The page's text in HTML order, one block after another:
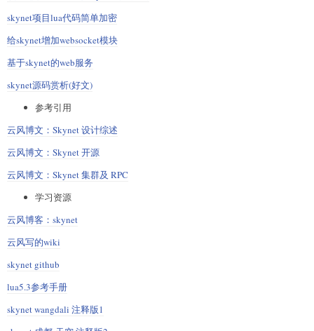
skynet项目lua代码简单加密
给skynet增加websocket模块
基于skynet的web服务
skynet源码赏析(好文)
参考引用
云风博文：Skynet 设计综述
云风博文：Skynet 开源
云风博文：Skynet 集群及 RPC
学习资源
云风博客：skynet
云风写的wiki
skynet github
lua5.3参考手册
skynet wangdali 注释版1